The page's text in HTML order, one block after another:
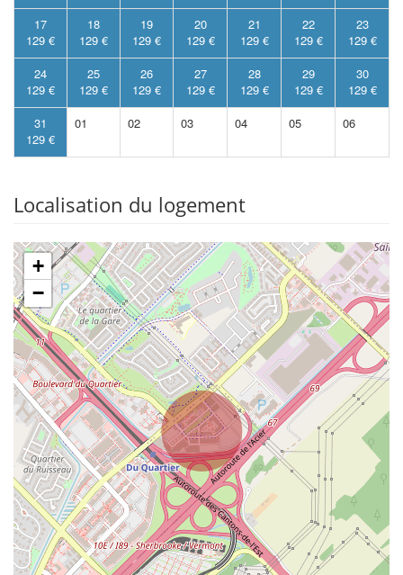
17
129 €
18
129 €
19
129 €
20
129 €
21
129 €
22
129 €
23
129 €
24
129 €
25
129 €
26
129 €
27
129 €
28
129 €
29
129 €
30
129 €
31
129 €
01 02 03 04 05 06
Localisation du logement
+
−